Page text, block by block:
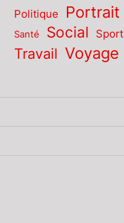
Politique Portrait
Santé Social Sport
Travail Voyage